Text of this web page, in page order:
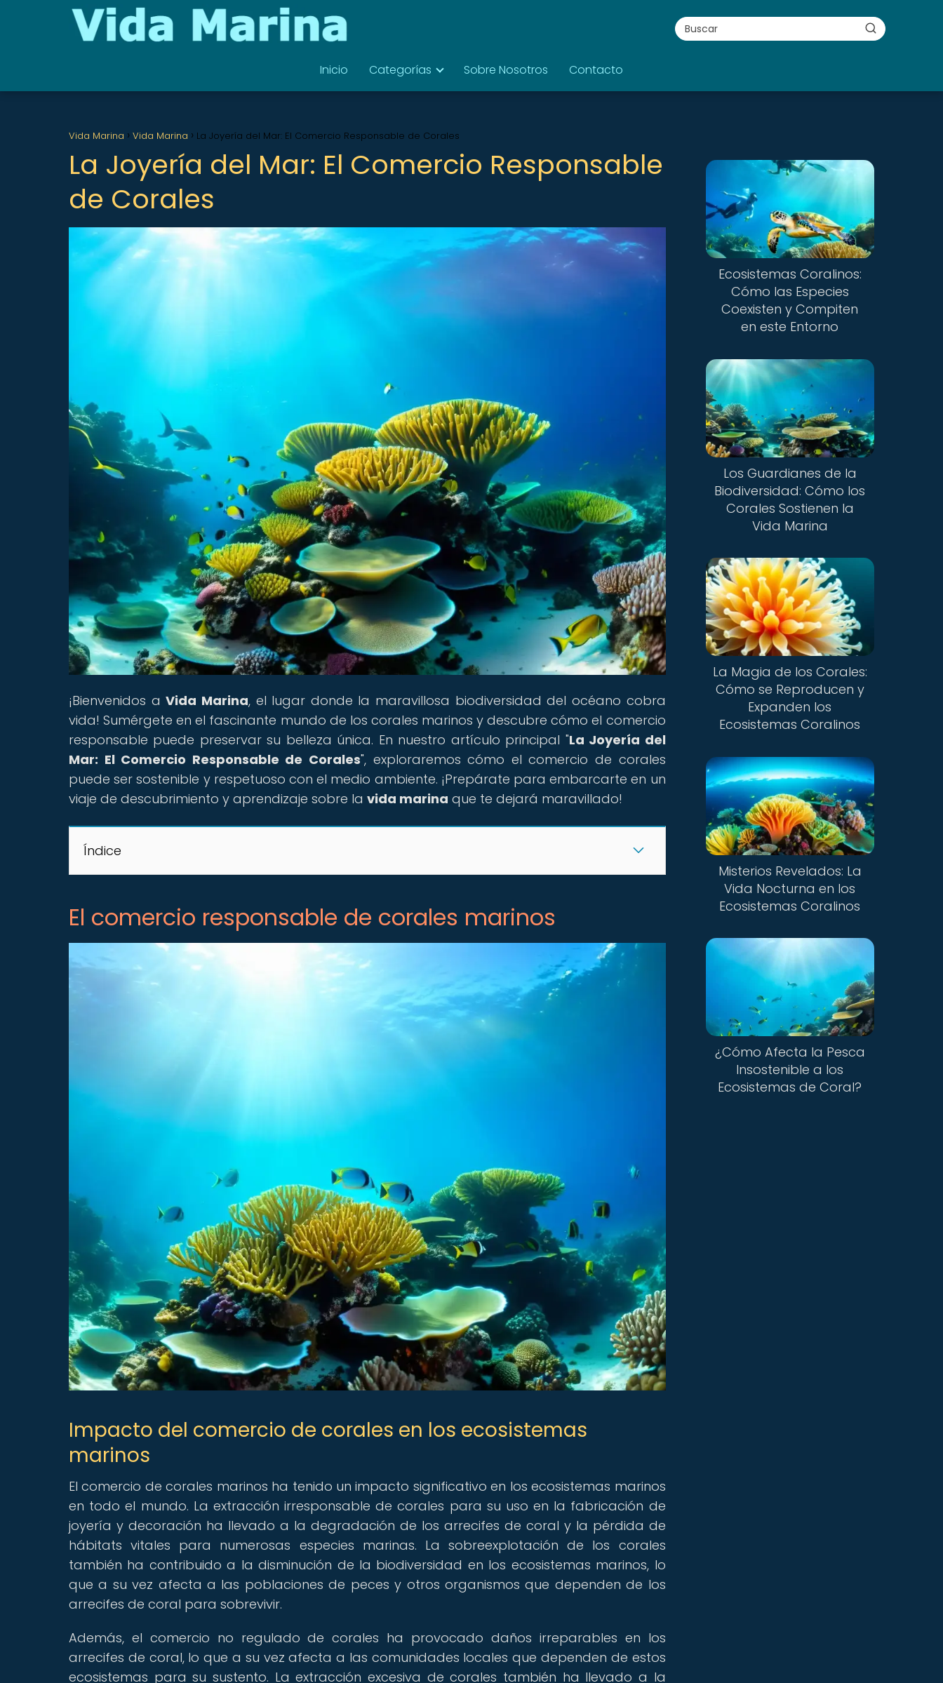
Inicio Categorías Sobre Nosotros Contacto
Vida Marina Vida Marina La Joyería del Mar: El Comercio Responsable de Corales
La Joyería del Mar: El Comercio Responsable
de Corales
¡Bienvenidos aVida Marina, el lugar donde la maravillosa biodiversidad del océano cobra
vida! Sumérgete en el fascinante mundo de los corales marinos y descubre cómo el comercio
responsable puede preservar su belleza única. En nuestro artículo principal "La Joyería del
Mar: El Comercio Responsable de Corales", exploraremos cómo el comercio de corales
puede ser sostenible y respetuoso con el medio ambiente. ¡Prepárate para embarcarte en un
viaje de descubrimiento y aprendizaje sobre la vida marina que te dejará maravillado!
Índice
El comercio responsable de corales marinos
Impacto del comercio de corales en los ecosistemas
marinos
El comercio de corales marinos ha tenido un impacto significativo en los ecosistemas marinos
en todo el mundo. La extracción irresponsable de corales para su uso en la fabricación de
joyería y decoración ha llevado a la degradación de los arrecifes de coral y la pérdida de
hábitats vitales para numerosas especies marinas. La sobreexplotación de los corales
también ha contribuido a la disminución de la biodiversidad en los ecosistemas marinos, lo
que a su vez afecta a las poblaciones de peces y otros organismos que dependen de los
arrecifes de coral para sobrevivir.
Además, el comercio no regulado de corales ha provocado daños irreparables en los
arrecifes de coral, lo que a su vez afecta a las comunidades locales que dependen de estos
ecosistemas para su sustento. La extracción excesiva de corales también ha llevado a la
Ecosistemas Coralinos:
Cómo las Especies
Coexisten y Compiten
en este Entorno
Los Guardianes de la
Biodiversidad: Cómo los
Corales Sostienen la
Vida Marina
La Magia de los Corales:
Cómo se Reproducen y
Expanden los
Ecosistemas Coralinos
Misterios Revelados: La
Vida Nocturna en los
Ecosistemas Coralinos
¿Cómo Afecta la Pesca
Insostenible a los
Ecosistemas de Coral?